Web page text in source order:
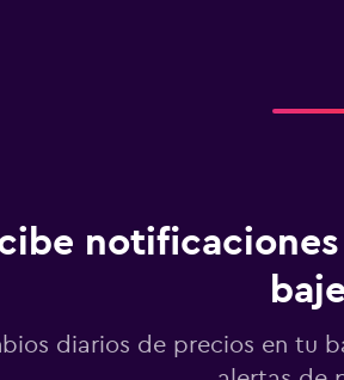
diarios de precios en tu